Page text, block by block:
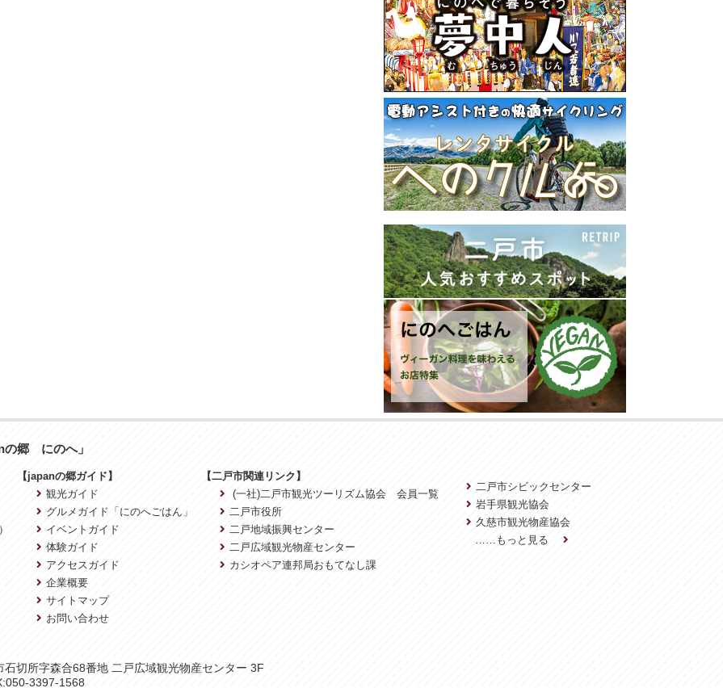
の郷 にのへ」
【japanの郷ガイド】
観光ガイド
グルメガイド「にのへごはん」
イベントガイド
体験ガイド
アクセスガイド
企業概要
サイトマップ
お問い合わせ
【二戸市関連リンク】
(一社)二戸市観光ツーリズム協会 会員一覧
二戸市役所
二戸地域振興センター
二戸広域観光物産センター
カシオペア連邦局おもてなし課
二戸市シビックセンター
岩手県観光協会
久慈市観光物産協会
……もっと見る
切所字森合68番地 二戸広域観光物産センター 3F
3397-1568